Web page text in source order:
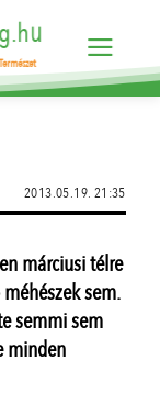
Természet
2013.05.19. 21:35
márciusi télre
sem.
semmi sem
minden